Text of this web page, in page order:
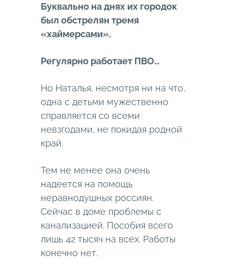
Буквально на днях их городок
был обстрелян тремя
«хаймерсами».
Регулярно работает ПВО…
Но Наталья, несмотря ни на что,
одна с детьми мужественно
справляется со всеми
невзгодами, не покидая родной
край.
Тем не менее она очень
надеется на помощь
неравнодушных россиян.
Сейчас в доме проблемы с
канализацией. Пособия всего
лишь 42 тысяч на всех. Работы
конечно нет.